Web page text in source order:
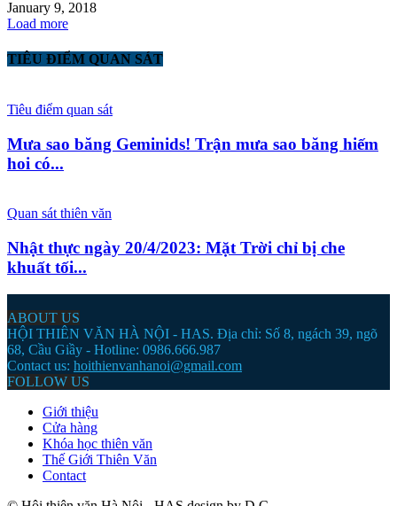
January 9, 2018
Load more
TIÊU ĐIỂM QUAN SÁT
Tiêu điểm quan sát
Mưa sao băng Geminids! Trận mưa sao băng hiếm
hoi có...
Quan sát thiên văn
Nhật thực ngày 20/4/2023: Mặt Trời chỉ bị che
khuất tối...
ABOUT US
HỘI THIÊN VĂN HÀ NỘI - HAS. Địa chỉ: Số 8, ngách 39, ngõ
68, Cầu Giầy - Hotline: 0986.666.987
Contact us: hoithienvanhanoi@gmail.com
FOLLOW US
Giới thiệu
Cửa hàng
Khóa học thiên văn
Thế Giới Thiên Văn
Contact